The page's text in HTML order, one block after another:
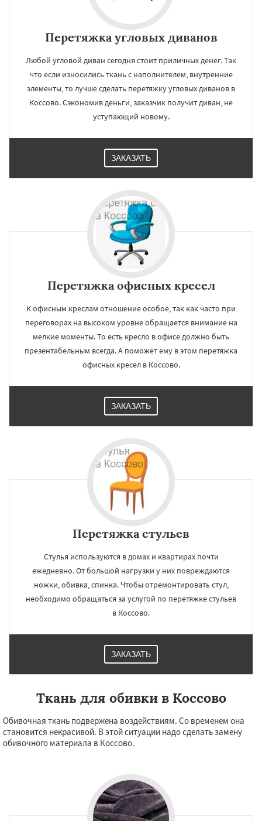
Перетяжка угловых диванов
Любой угловой диван сегодня стоит приличных денег. Так
что если износились ткань с наполнителем, внутренние
элементы, то лучше сделать перетяжку угловых диванов в
Коссово. Сэкономив деньги, заказчик получит диван, не
уступающий новому.
ЗАКАЗАТЬ
Перетяжка офисных кресел
К офисным креслам отношение особое, так как часто при
переговорах на высоком уровне обращается внимание на
мелкие моменты. То есть кресло в офисе должно быть
презентабельным всегда. А поможет ему в этом перетяжка
офисных кресел в Коссово.
ЗАКАЗАТЬ
Перетяжка стульев
Стулья используются в домах и квартирах почти
ежедневно. От большой нагрузки у них повреждаются
ножки, обивка, спинка. Чтобы отремонтировать стул,
необходимо обращаться за услугой по перетяжке стульев
в Коссово.
ЗАКАЗАТЬ
Ткань для обивки в Коссово
Обивочная ткань подвержена воздействиям. Со временем она
становится некрасивой. В этой ситуации надо сделать замену
обивочного материала в Коссово.